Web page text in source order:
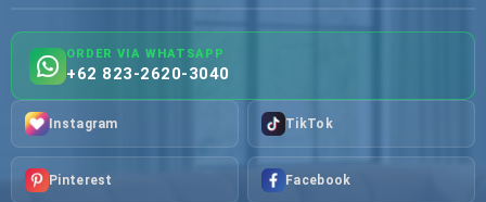
ORDER VIA WHATSAPP
+62 823-2620-3040
Instagram TikTok
Pinterest Facebook